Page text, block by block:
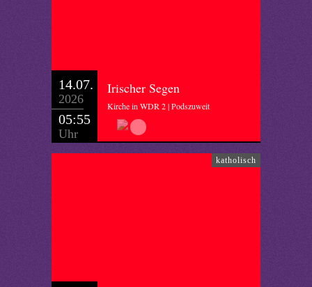
14.07.
2026
05:55
Uhr
Irischer Segen
Kirche in WDR 2 | Podszuweit
katholisch